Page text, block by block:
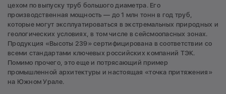
цехом по выпуску труб большого диаметра. Его
производственная мощность — до 1 млн тонн в год труб,
которые могут эксплуатироваться в экстремальных природных и
геологических условиях, в том числе в сейсмоопасных зонах.
Продукция «Высоты 239» сертифицирована в соответствии со
всеми стандартами ключевых российских компаний ТЭК.
Помимо прочего, это еще и потрясающий пример
промышленной архитектуры и настоящая «точка притяжения»
на Южном Урале.